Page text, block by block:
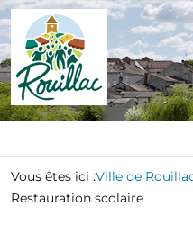
Vous êtes ici :Ville de
Restauration scolaire